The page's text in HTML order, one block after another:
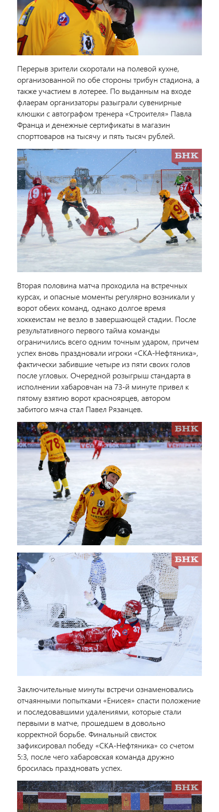
Перерыв зрители скоротали на полевой кухне,
организованной по обе стороны трибун стадиона, а
также участием в лотерее. По выданным на входе
флаерам организаторы разыграли сувенирные
клюшки с автографом тренера «Строителя» Павла
Франца и денежные сертификаты в магазин
спорттоваров на тысячу и пять тысяч рублей.
Вторая половина матча проходила на встречных
курсах, и опасные моменты регулярно возникали у
ворот обеих команд, однако долгое время
хоккеистам не везло в завершающей стадии. После
результативного первого тайма команды
ограничились всего одним точным ударом, причем
успех вновь праздновали игроки «СКА-Нефтяника»,
фактически забившие четыре из пяти своих голов
после угловых. Очередной розыгрыш стандарта в
исполнении хабаровчан на 73-й минуте привел к
пятому взятию ворот красноярцев, автором
забитого мяча стал Павел Рязанцев.
Заключительные минуты встречи ознаменовались
отчаянными попытками «Енисея» спасти положение
и последовавшими удалениями, которые стали
первыми в матче, прошедшем в довольно
корректной борьбе. Финальный свисток
зафиксировал победу «СКА-Нефтяника» со счетом
5:3, после чего хабаровская команда дружно
бросилась праздновать успех.